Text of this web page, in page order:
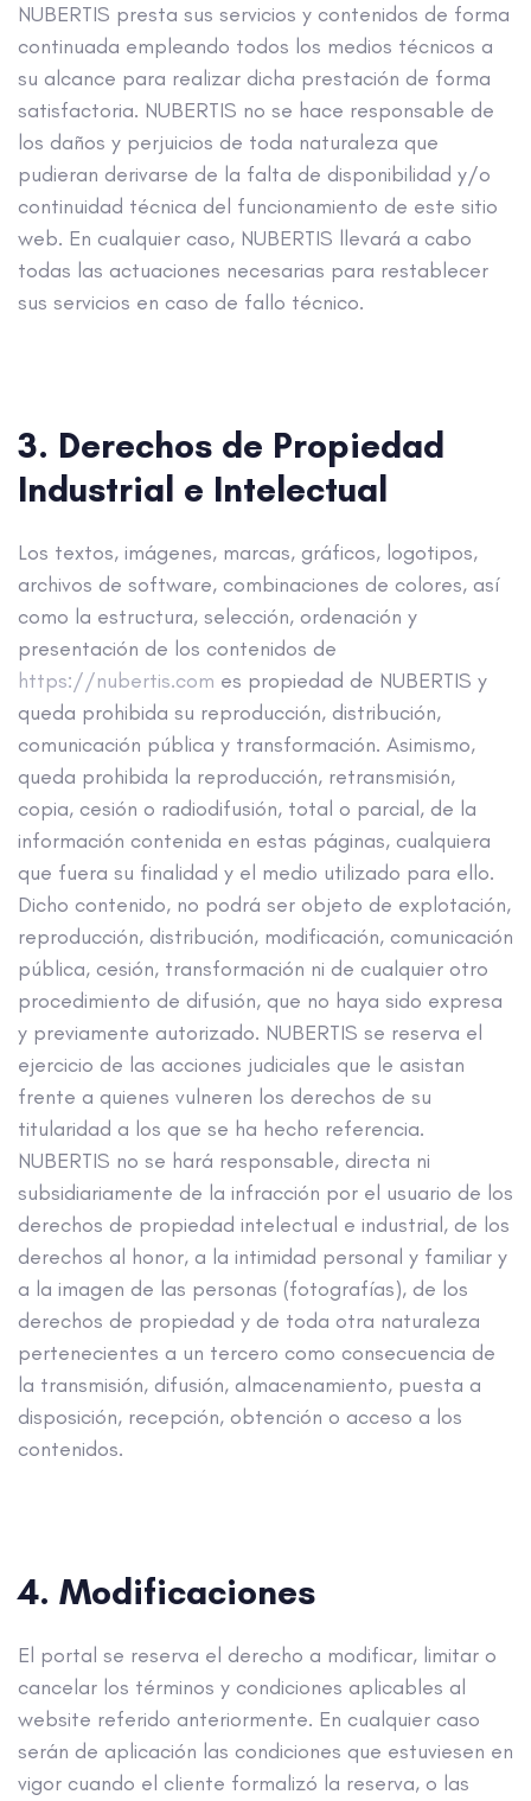
NUBERTIS presta sus servicios y contenidos de forma
continuada empleando todos los medios técnicos a
su alcance para realizar dicha prestación de forma
satisfactoria. NUBERTIS no se hace responsable de
los daños y perjuicios de toda naturaleza que
pudieran derivarse de la falta de disponibilidad y/o
continuidad técnica del funcionamiento de este sitio
web. En cualquier caso, NUBERTIS llevará a cabo
todas las actuaciones necesarias para restablecer
sus servicios en caso de fallo técnico.
3. Derechos de Propiedad
Industrial e Intelectual
Los textos, imágenes, marcas, gráficos, logotipos,
archivos de software, combinaciones de colores, así
como la estructura, selección, ordenación y
presentación de los contenidos de
https://nubertis.com es propiedad de NUBERTIS y
queda prohibida su reproducción, distribución,
comunicación pública y transformación. Asimismo,
queda prohibida la reproducción, retransmisión,
copia, cesión o radiodifusión, total o parcial, de la
información contenida en estas páginas, cualquiera
que fuera su finalidad y el medio utilizado para ello.
Dicho contenido, no podrá ser objeto de explotación,
reproducción, distribución, modificación, comunicación
pública, cesión, transformación ni de cualquier otro
procedimiento de difusión, que no haya sido expresa
y previamente autorizado. NUBERTIS se reserva el
ejercicio de las acciones judiciales que le asistan
frente a quienes vulneren los derechos de su
titularidad a los que se ha hecho referencia.
NUBERTIS no se hará responsable, directa ni
subsidiariamente de la infracción por el usuario de los
derechos de propiedad intelectual e industrial, de los
derechos al honor, a la intimidad personal y familiar y
a la imagen de las personas (fotografías), de los
derechos de propiedad y de toda otra naturaleza
pertenecientes a un tercero como consecuencia de
la transmisión, difusión, almacenamiento, puesta a
disposición, recepción, obtención o acceso a los
contenidos.
4. Modificaciones
El portal se reserva el derecho a modificar, limitar o
cancelar los términos y condiciones aplicables al
website referido anteriormente. En cualquier caso
serán de aplicación las condiciones que estuviesen en
vigor cuando el cliente formalizó la reserva, o las